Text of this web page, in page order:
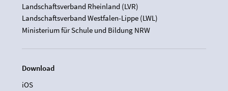
Landschaftsverband Rheinland (LVR)
Landschaftsverband Westfalen-Lippe (LWL)
Ministerium für Schule und Bildung NRW
Download
iOS